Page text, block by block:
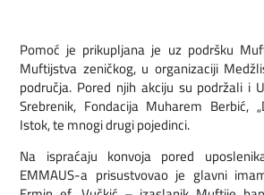
Pomoć je prikupljana je uz podršku
Muftijstva zeničkog, u organizaciji
područja. Pored njih akciju su podržali i
Srebrenik, Fondacija Muharem Berbić,
Istok, te mnogi drugi pojedinci.
Na ispraćaju konvoja pored
EMMAUS-a prisustvovao je glavni